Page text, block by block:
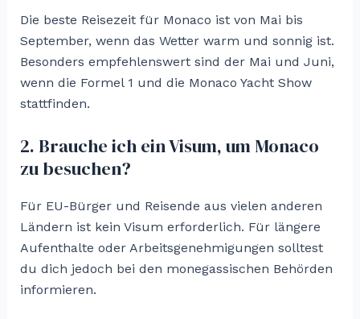
Die beste Reisezeit für Monaco ist von Mai bis
September, wenn das Wetter warm und sonnig ist.
Besonders empfehlenswert sind der Mai und Juni,
wenn die Formel 1 und die Monaco Yacht Show
stattfinden.
2. Brauche ich ein Visum, um Monaco
zu besuchen?
Für EU-Bürger und Reisende aus vielen anderen
Ländern ist kein Visum erforderlich. Für längere
Aufenthalte oder Arbeitsgenehmigungen solltest
du dich jedoch bei den monegassischen Behörden
informieren.